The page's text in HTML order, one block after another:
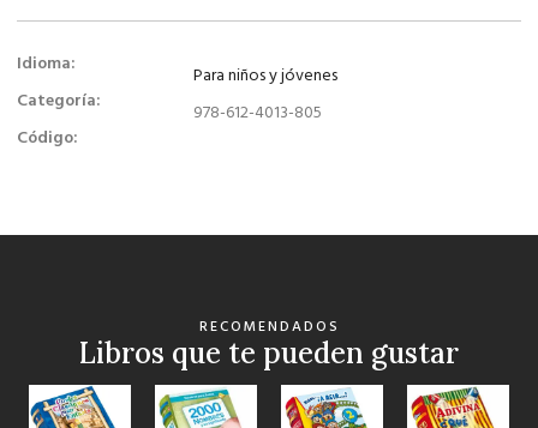
Idioma:
Categoría:
Código:
Para niños y jóvenes
978-612-4013-805
RECOMENDADOS
Libros que te pueden gustar